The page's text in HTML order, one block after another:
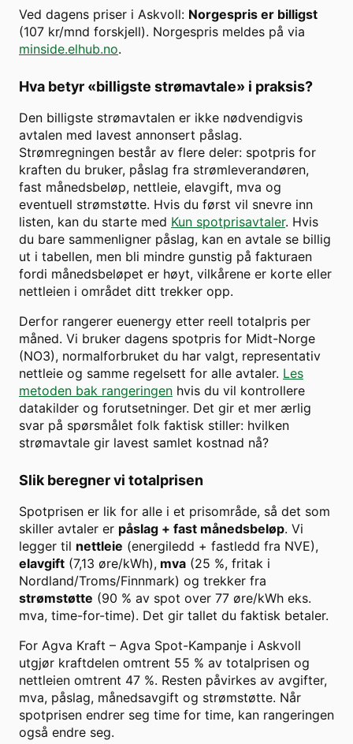
Ved dagens priser i Askvoll: Norgespris er billigst
(107 kr/mnd forskjell). Norgespris meldes på via
minside.elhub.no.
Hva betyr «billigste strømavtale» i praksis?
Den billigste strømavtalen er ikke nødvendigvis
avtalen med lavest annonsert påslag.
Strømregningen består av flere deler: spotpris for
kraften du bruker, påslag fra strømleverandøren,
fast månedsbeløp, nettleie, elavgift, mva og
eventuell strømstøtte. Hvis du først vil snevre inn
listen, kan du starte med Kun spotprisavtaler. Hvis
du bare sammenligner påslag, kan en avtale se billig
ut i tabellen, men bli mindre gunstig på fakturaen
fordi månedsbeløpet er høyt, vilkårene er korte eller
nettleien i området ditt trekker opp.
Derfor rangerer euenergy etter reell totalpris per
måned. Vi bruker dagens spotpris for Midt-Norge
(NO3), normalforbruket du har valgt, representativ
nettleie og samme regelsett for alle avtaler. Les
metoden bak rangeringen hvis du vil kontrollere
datakilder og forutsetninger. Det gir et mer ærlig
svar på spørsmålet folk faktisk stiller: hvilken
strømavtale gir lavest samlet kostnad nå?
Slik beregner vi totalprisen
Spotprisen er lik for alle i et prisområde, så det som
skiller avtaler er påslag + fast månedsbeløp. Vi
legger til nettleie (energiledd + fastledd fra NVE),
elavgift (7,13 øre/kWh), mva (25 %, fritak i
Nordland/Troms/Finnmark) og trekker fra
strømstøtte (90 % av spot over 77 øre/kWh eks.
mva, time-for-time). Det gir tallet du faktisk betaler.
For Agva Kraft – Agva Spot-Kampanje i Askvoll
utgjør kraftdelen omtrent 55 % av totalprisen og
nettleien omtrent 47 %. Resten påvirkes av avgifter,
mva, påslag, månedsavgift og strømstøtte. Når
spotprisen endrer seg time for time, kan rangeringen
også endre seg.